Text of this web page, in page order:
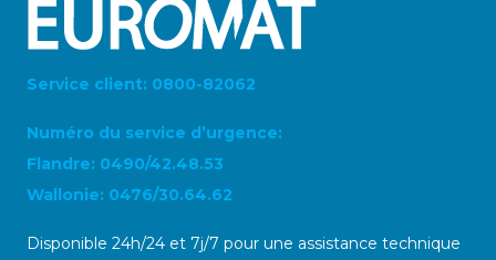
Service client: 0800-82062
Numéro du service d’urgence:
Flandre: 0490/42.48.53
Wallonie: 0476/30.64.62
Disponible 24h/24 et 7j/7 pour une assistance technique